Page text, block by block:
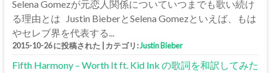
Selena Gomezが元恋人関係についていつまでも歌い続け
る理由とは Justin BieberとSelena Gomezといえば、もは
やセレブ界を代表する...
2015-10-26 に投稿された カテゴリ:Justin Bieber
Fifth Harmony – Worth It ft. Kid Ink の歌詞を和訳してみた